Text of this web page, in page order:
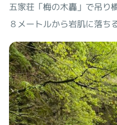
五家荘「梅の木轟」で吊り
８メートルから岩肌に落ち